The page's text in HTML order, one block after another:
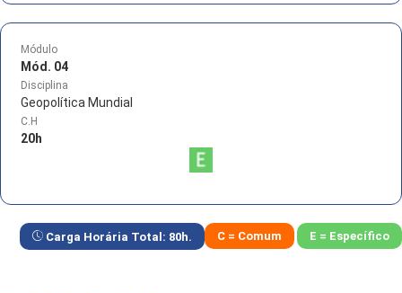
Módulo
Mód. 04
Disciplina
Geopolítica Mundial
C.H
20h
Carga Horária Total: 80h. C = Comum E = Específico